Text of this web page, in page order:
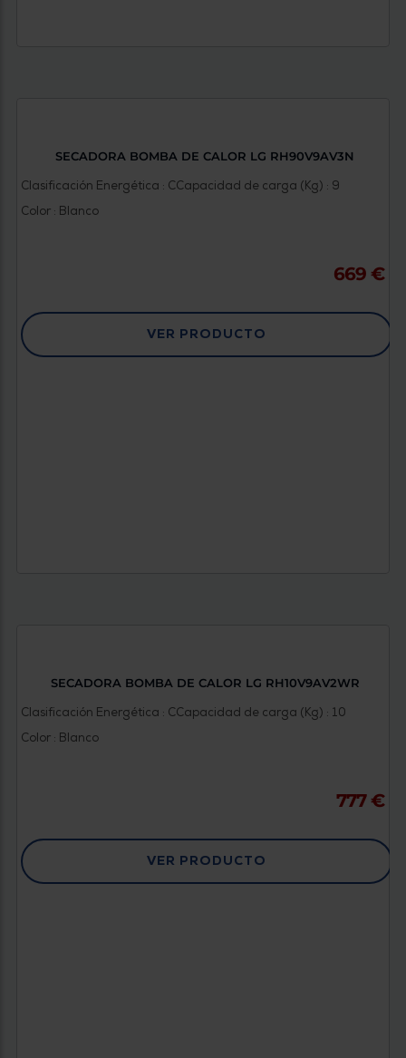
SECADORA BOMBA DE CALOR LG RH90V9AV3N
Clasificación Energética : CCapacidad de carga (Kg) : 9
Color : Blanco
669 €
VER PRODUCTO
SECADORA BOMBA DE CALOR LG RH10V9AV2WR
Clasificación Energética : CCapacidad de carga (Kg) : 10
Color : Blanco
777 €
VER PRODUCTO